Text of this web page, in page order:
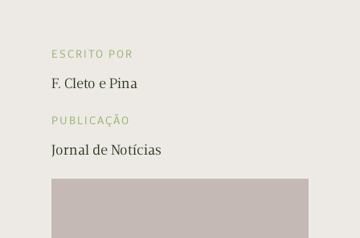
ESCRITO POR
F. Cleto e Pina
PUBLICAÇÃO
Jornal de Notícias